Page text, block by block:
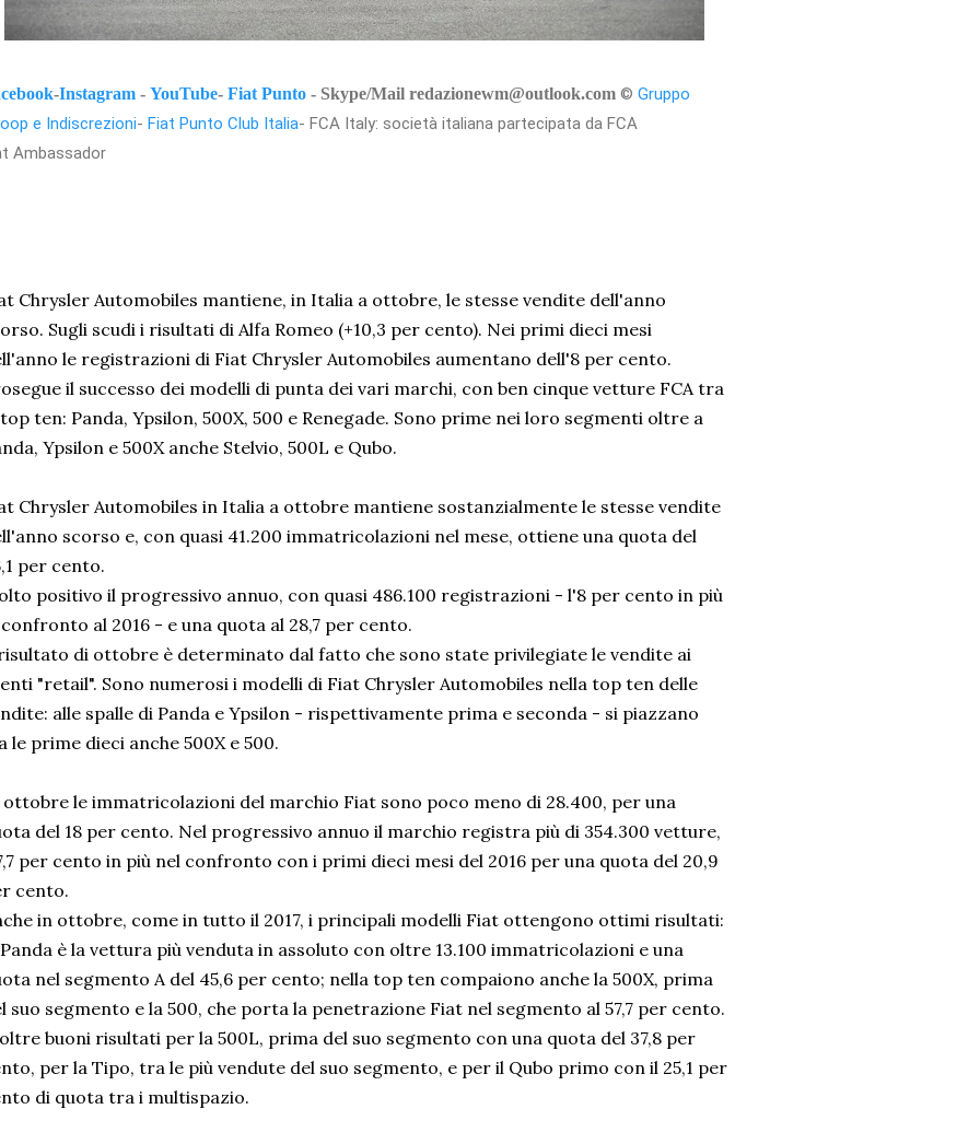
-Instagram - YouTube- Fiat Punto - Skype/Mail redazionewm@outlook.com © Gruppo
e Indiscrezioni- Fiat Punto Club Italia- FCA Italy: società italiana partecipata da FCA
Ambassador
Chrysler Automobiles mantiene, in Italia a ottobre, le stesse vendite dell'anno
Sugli scudi i risultati di Alfa Romeo (+10,3 per cento). Nei primi dieci mesi
le registrazioni di Fiat Chrysler Automobiles aumentano dell'8 per cento.
il successo dei modelli di punta dei vari marchi, con ben cinque vetture FCA tra
ten: Panda, Ypsilon, 500X, 500 e Renegade. Sono prime nei loro segmenti oltre a
Ypsilon e 500X anche Stelvio, 500L e Qubo.
Chrysler Automobiles in Italia a ottobre mantiene sostanzialmente le stesse vendite
scorso e, con quasi 41.200 immatricolazioni nel mese, ottiene una quota del
per cento.
positivo il progressivo annuo, con quasi 486.100 registrazioni - l'8 per cento in più
al 2016 - e una quota al 28,7 per cento.
di ottobre è determinato dal fatto che sono state privilegiate le vendite ai
"retail". Sono numerosi i modelli di Fiat Chrysler Automobiles nella top ten delle
alle spalle di Panda e Ypsilon - rispettivamente prima e seconda - si piazzano
le prime dieci anche 500X e 500.
le immatricolazioni del marchio Fiat sono poco meno di 28.400, per una
del 18 per cento. Nel progressivo annuo il marchio registra più di 354.300 vetture,
per cento in più nel confronto con i primi dieci mesi del 2016 per una quota del 20,9
cento.
in ottobre, come in tutto il 2017, i principali modelli Fiat ottengono ottimi risultati:
è la vettura più venduta in assoluto con oltre 13.100 immatricolazioni e una
nel segmento A del 45,6 per cento; nella top ten compaiono anche la 500X, prima
suo segmento e la 500, che porta la penetrazione Fiat nel segmento al 57,7 per cento.
buoni risultati per la 500L, prima del suo segmento con una quota del 37,8 per
per la Tipo, tra le più vendute del suo segmento, e per il Qubo primo con il 25,1 per
di quota tra i multispazio.